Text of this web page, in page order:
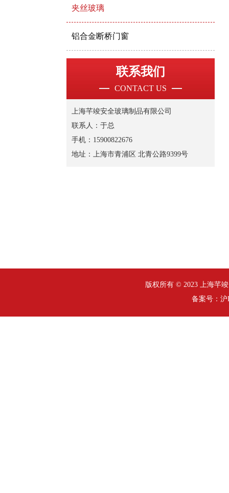
夹丝玻璃
铝合金断桥门窗
联系我们
CONTACT US
上海芊竣安全玻璃制品有限公司
联系人：于总
手机：15900822676
地址：上海市青浦区 北青公路9399号
版权所有 © 2023 上海芊
备案号： 沪